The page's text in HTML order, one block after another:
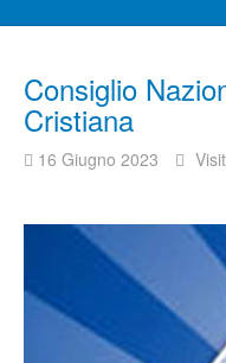
Consiglio
Cristiana
16 Giugno 2023